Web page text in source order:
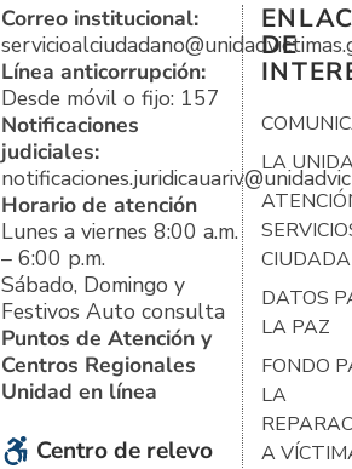
Correo institucional:
Línea anticorrupción:
Desde móvil o fijo: 157
Notificaciones
judiciales:
Horario de atención
Lunes a viernes 8:00 a.m.
– 6:00 p.m.
Sábado, Domingo y
Festivos Auto consulta
Puntos de Atención y
Centros Regionales
Unidad en línea
Centro de relevo
DE
LA
DATOS
LA PAZ
FONDO
LA
A